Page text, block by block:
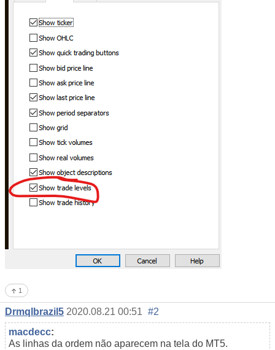
1
Drmqlbrazil5 2020.08.21 00:51 #2
macdecc:
As linhas da ordem não aparecem na tela do MT5.